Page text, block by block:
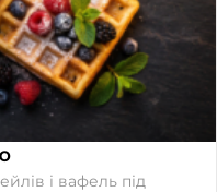
і вафель під